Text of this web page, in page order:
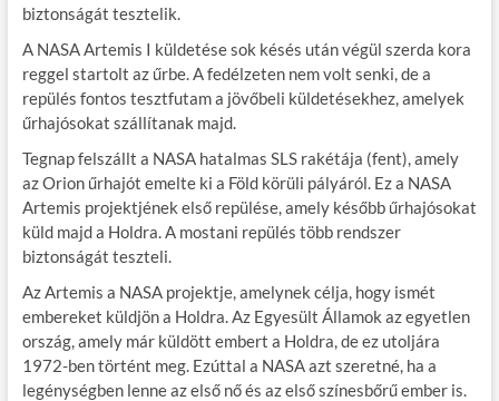
biztonságát tesztelik.
A NASA Artemis I küldetése sok késés után végül szerda kora
reggel startolt az űrbe. A fedélzeten nem volt senki, de a
repülés fontos tesztfutam a jövőbeli küldetésekhez, amelyek
űrhajósokat szállítanak majd.
Tegnap felszállt a NASA hatalmas SLS rakétája (fent), amely
az Orion űrhajót emelte ki a Föld körüli pályáról. Ez a NASA
Artemis projektjének első repülése, amely később űrhajósokat
küld majd a Holdra. A mostani repülés több rendszer
biztonságát teszteli.
Az Artemis a NASA projektje, amelynek célja, hogy ismét
embereket küldjön a Holdra. Az Egyesült Államok az egyetlen
ország, amely már küldött embert a Holdra, de ez utoljára
1972-ben történt meg. Ezúttal a NASA azt szeretné, ha a
legénységben lenne az első nő és az első színesbőrű ember is.